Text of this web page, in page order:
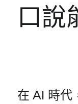
口說
在 AI 時代